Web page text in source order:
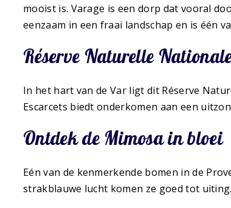
mooist is. Varage is een dorp dat vooral
eenzaam in een fraai landschap en is één
Réserve Naturelle
In het hart van de Var ligt dit Réserve
Escarcets biedt onderkomen aan een
Ontdek de Mimosa in bloei
Eén van de kenmerkende bomen in de
strakblauwe lucht komen ze goed tot